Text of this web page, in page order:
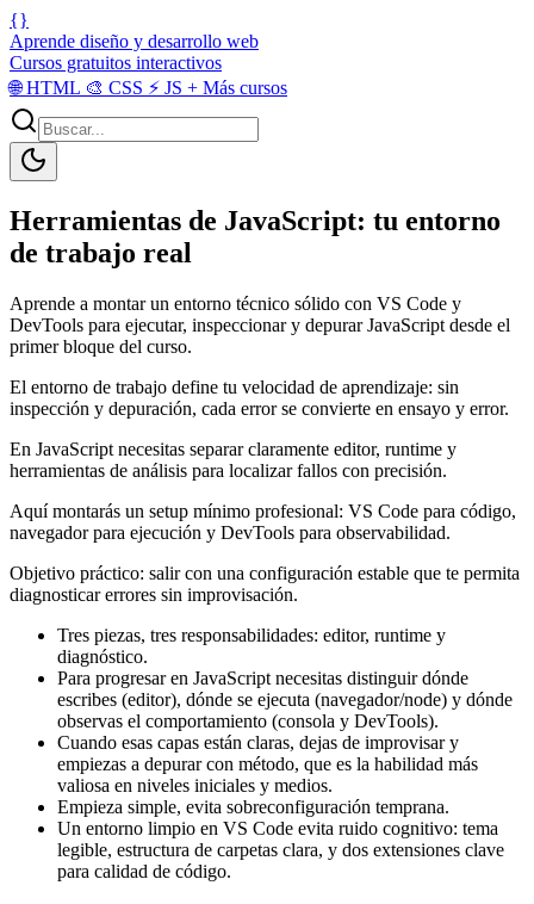
{}
Aprende diseño y desarrollo web
Cursos gratuitos interactivos
🌐HTML 🎨 CSS ⚡ JS + Más cursos
Herramientas de JavaScript: tu entorno
de trabajo real
Aprende a montar un entorno técnico sólido con VS Code y
DevTools para ejecutar, inspeccionar y depurar JavaScript desde el
primer bloque del curso.
El entorno de trabajo define tu velocidad de aprendizaje: sin
inspección y depuración, cada error se convierte en ensayo y error.
En JavaScript necesitas separar claramente editor, runtime y
herramientas de análisis para localizar fallos con precisión.
Aquí montarás un setup mínimo profesional: VS Code para código,
navegador para ejecución y DevTools para observabilidad.
Objetivo práctico: salir con una configuración estable que te permita
diagnosticar errores sin improvisación.
Tres piezas, tres responsabilidades: editor, runtime y
diagnóstico.
Para progresar en JavaScript necesitas distinguir dónde
escribes (editor), dónde se ejecuta (navegador/node) y dónde
observas el comportamiento (consola y DevTools).
Cuando esas capas están claras, dejas de improvisar y
empiezas a depurar con método, que es la habilidad más
valiosa en niveles iniciales y medios.
Empieza simple, evita sobreconfiguración temprana.
Un entorno limpio en VS Code evita ruido cognitivo: tema
legible, estructura de carpetas clara, y dos extensiones clave
para calidad de código.